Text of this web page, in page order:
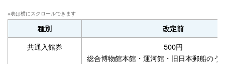
種別 改定前
共通入館券
500円
総合博物館本館・運河館・旧日本郵船のう